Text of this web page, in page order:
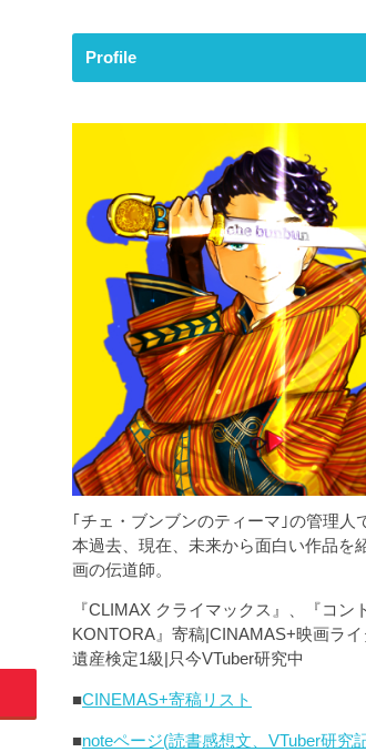
Profile
｢チェ・ブンブンのティーマ｣の管理人
本過去、現在、未来から面白い作品を
画の伝道師。
『CLIMAX クライマックス』、『コン
KONTORA』寄稿|CINAMAS+映画ラ
遺産検定1級|只今VTuber研究中
■CINEMAS+寄稿リスト
■noteページ(読書感想文、VTuber研究